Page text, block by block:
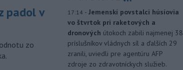
padol v
zo
17:14 - Jemenskí povstalci húsíovia
vo štvrtok pri raketových a
dronových útokoch zabili najmenej 38
príslušníkov vládnych síl a ďalších 29
zranili, uviedli pre agentúru AFP
zdroje zo zdravotníckych služieb.